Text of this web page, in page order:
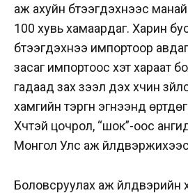
аж ахуйн бүтээгдэхүүнээс
100 хувь хамаардаг. Харин
бүтээгдэхүүнээ импортоор
засаг импортоос хэт хараат
гадаад зах зээл дэх хүчин
хамгийн тэргүүн эгнээнд
Хүчтэй цочрол, “шок”-оос
Монгол Улс аж үйлдвэржихээс
Боловсруулах аж үйлдвэрийн